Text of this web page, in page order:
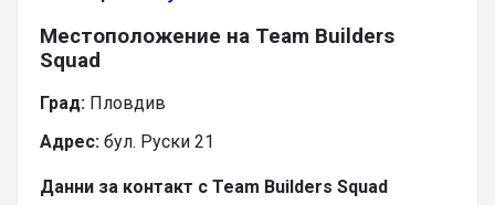
Местоположение на Team Builders
Squad
Град: Пловдив
Адрес: бул. Руски 21
Данни за контакт с Team Builders Squad